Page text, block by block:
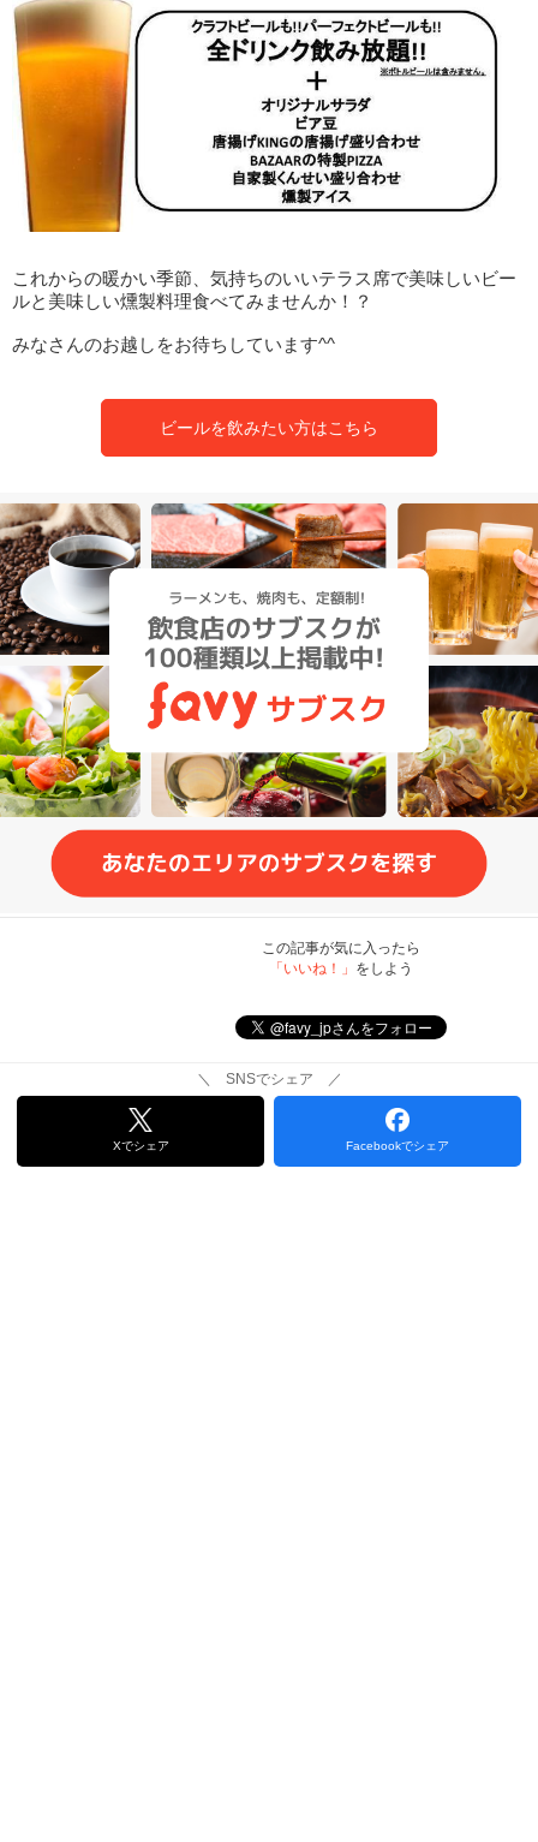
これからの暖かい季節、気持ちのいいテラス席で美味しいビー
ルと美味しい燻製料理食べてみませんか！？
みなさんのお越しをお待ちしています^^
ビールを飲みたい方はこちら
この記事が気に入ったら
「いいね！」 をしよう
＼ SNSでシェア ／
Xでシェア Facebookでシェア